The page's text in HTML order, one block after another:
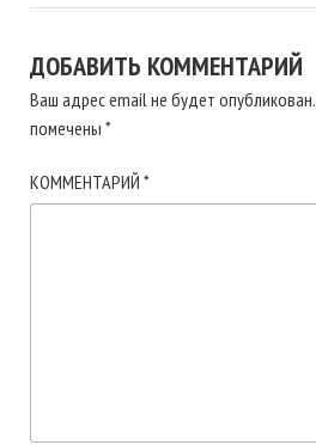
ДОБАВИТЬ КОММЕНТАРИЙ
Ваш адрес email не будет опубликован.
помечены *
КОММЕНТАРИЙ *